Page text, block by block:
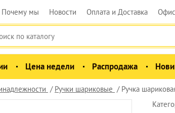
Почему мы Новости Оплата и Доставка
Цена недели Распродажа
Ручки шариковые Ручка